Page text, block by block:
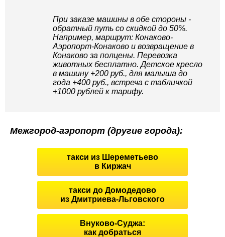
При заказе машины в обе стороны -
обратный путь со скидкой до 50%.
Например, маршрут: Конаково-
Аэропорт-Конаково и возвращение в
Конаково за полцены. Перевозка
животных бесплатно. Детское кресло
в машину +200 руб., для малыша до
года +400 руб., встреча с табличкой
+1000 рублей к тарифу.
Межгород-аэропорт (другие города):
такси из Шереметьево
в Киржач
такси до Домодедово
из Дмитриева-Льговского
Внуково-Суджа:
как добраться